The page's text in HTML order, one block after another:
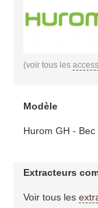
(voir tous les
Modèle
Hurom GH -
Extracteurs
Voir tous les